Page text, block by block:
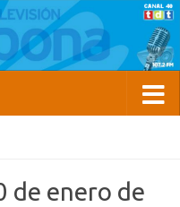
de enero de